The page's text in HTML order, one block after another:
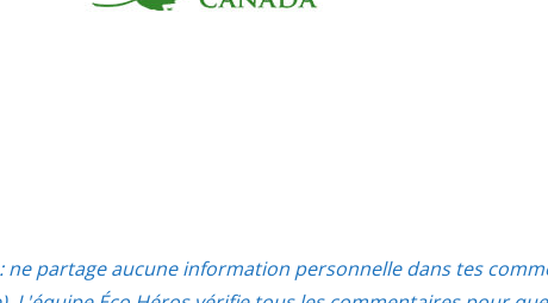
ne partage aucune information personnelle dans tes